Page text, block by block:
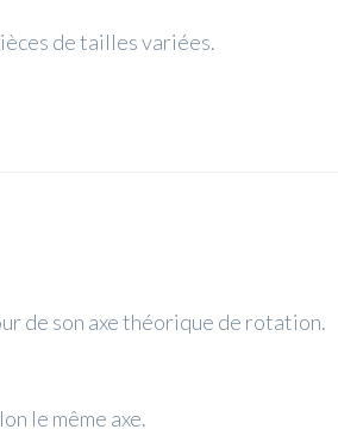
de tailles variées.
de son axe théorique de rotation.
le même axe.